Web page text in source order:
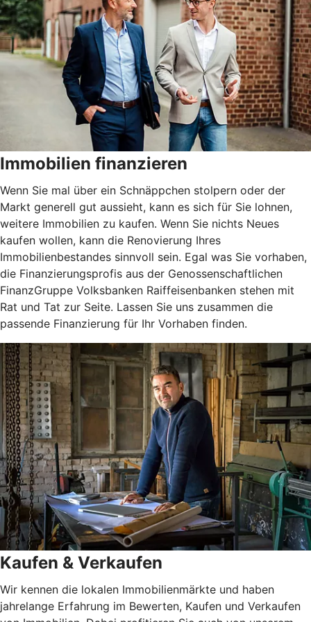
Immobilien finanzieren
Wenn Sie mal über ein Schnäppchen stolpern oder der
Markt generell gut aussieht, kann es sich für Sie lohnen,
weitere Immobilien zu kaufen. Wenn Sie nichts Neues
kaufen wollen, kann die Renovierung Ihres
Immobilienbestandes sinnvoll sein. Egal was Sie vorhaben,
die Finanzierungsprofis aus der Genossenschaftlichen
FinanzGruppe Volksbanken Raiffeisenbanken stehen mit
Rat und Tat zur Seite. Lassen Sie uns zusammen die
passende Finanzierung für Ihr Vorhaben finden.
Kaufen & Verkaufen
Wir kennen die lokalen Immobilienmärkte und haben
jahrelange Erfahrung im Bewerten, Kaufen und Verkaufen